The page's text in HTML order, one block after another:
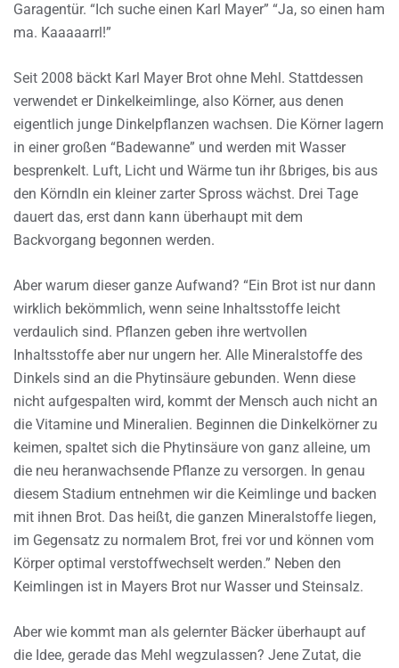
Garagentür. “Ich suche einen Karl Mayer” “Ja, so einen ham
ma. Kaaaaarrl!”
Seit 2008 bäckt Karl Mayer Brot ohne Mehl. Stattdessen
verwendet er Dinkelkeimlinge, also Körner, aus denen
eigentlich junge Dinkelpflanzen wachsen. Die Körner lagern
in einer großen “Badewanne” und werden mit Wasser
besprenkelt. Luft, Licht und Wärme tun ihr ßbriges, bis aus
den Körndln ein kleiner zarter Spross wächst. Drei Tage
dauert das, erst dann kann überhaupt mit dem
Backvorgang begonnen werden.
Aber warum dieser ganze Aufwand? “Ein Brot ist nur dann
wirklich bekömmlich, wenn seine Inhaltsstoffe leicht
verdaulich sind. Pflanzen geben ihre wertvollen
Inhaltsstoffe aber nur ungern her. Alle Mineralstoffe des
Dinkels sind an die Phytinsäure gebunden. Wenn diese
nicht aufgespalten wird, kommt der Mensch auch nicht an
die Vitamine und Mineralien. Beginnen die Dinkelkörner zu
keimen, spaltet sich die Phytinsäure von ganz alleine, um
die neu heranwachsende Pflanze zu versorgen. In genau
diesem Stadium entnehmen wir die Keimlinge und backen
mit ihnen Brot. Das heißt, die ganzen Mineralstoffe liegen,
im Gegensatz zu normalem Brot, frei vor und können vom
Körper optimal verstoffwechselt werden.” Neben den
Keimlingen ist in Mayers Brot nur Wasser und Steinsalz.
Aber wie kommt man als gelernter Bäcker überhaupt auf
die Idee, gerade das Mehl wegzulassen? Jene Zutat, die